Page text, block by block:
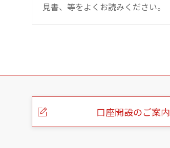
見書、等をよくお読みください。
こ
口座開設のご案内